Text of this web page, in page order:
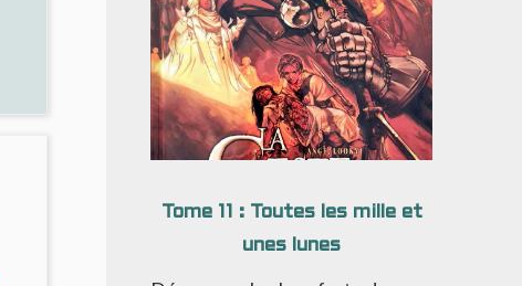
Tome 11 : Toutes les mille et
unes lunes